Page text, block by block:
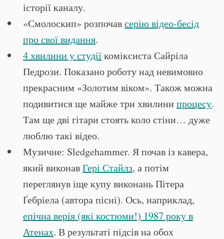
історії каналу.
«Смолоскип» розпочавсерію відео-бесід
про свої видання.
4 хвилини у студіїкоміксиста Сайріла
Педрози. Показано роботу над невимовно
прекрасним «Золотим віком». Також можна
подивитися ще майже три хвилини процесу.
Там ще дві гітари стоять коло стіни… дуже
люблю такі відео.
Музичне: Sledgehammer. Я почав із кавера,
який виконавГері Стайлз, а потім
переглянув іще купу виконань Пітера
Ґебріела (автора пісні). Ось, наприклад,
епічна верія (які костюми!) 1987 року в
Атенах. В результаті підсів на обох